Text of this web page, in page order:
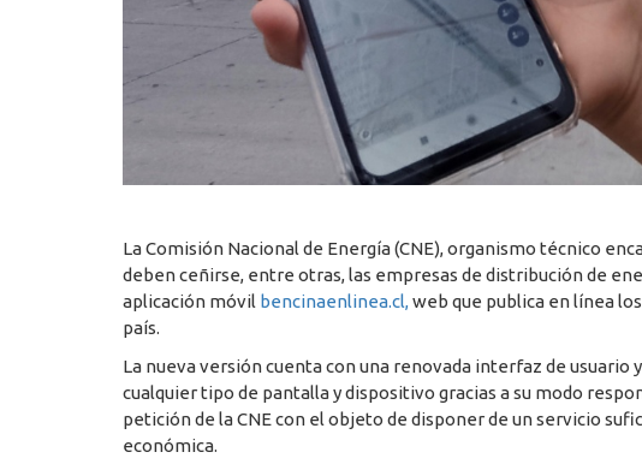
La Comisión Nacional de Energía (CNE), organismo técnico
deben ceñirse, entre otras, las empresas de distribución de
aplicación móvil bencinaenlinea.cl,web que publica en línea
país.
La nueva versión cuenta con una renovada interfaz de
cualquier tipo de pantalla y dispositivo gracias a su modo
petición de la CNE con el objeto de disponer de un servicio
económica.